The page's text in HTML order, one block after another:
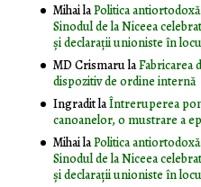
MihailaPolitica
Sinodul de la Niceea
și declarații unioniste în
MD CrismarulaFabricarea
dispozitiv de ordine internă
IngraditlaÎntreruperea
canoanelor, o mustrare a
MihailaPolitica
Sinodul de la Niceea
și declarații unioniste în